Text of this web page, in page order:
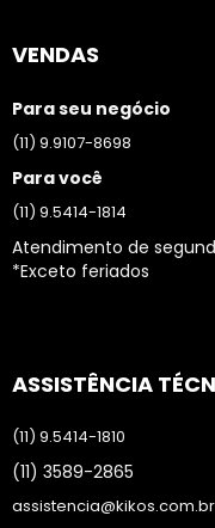
VENDAS
Para seu negócio
(11) 9.9107-8698
Para você
(11) 9.5414-1814
Atendimento de
*Exceto feriados
ASSISTÊNCIA
(11) 9.5414-1810
(11) 3589-2865
assistencia@kikos.com.br